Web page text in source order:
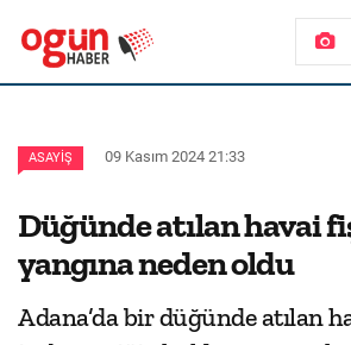
ASAYIŞ 09 Kasım 2024 21:33
Düğünde atılan havai
yangına neden oldu
Adana’da bir düğünde atılan